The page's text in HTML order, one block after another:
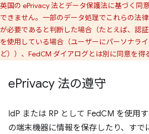
英国の ePrivacy 法とデータ保護法に基づく同
できません。一部のデータ処理でこれらの法
が必要であると判断した場合（たとえば、認
を使用している場合（ユーザーにパーソナラ
ど））、FedCM ダイアログとは別に同意を得
ePrivacy 法の遵守
IdP または RP として FedCM を使用
の端末機器に情報を保存したり、すで